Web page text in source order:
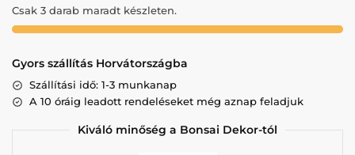
Csak 3 darab maradt készleten.
Gyors szállítás Horvátországba
Szállítási idő: 1-3 munkanap
A 10 óráig leadott rendeléseket még aznap feladjuk
Kiváló minőség a Bonsai Dekor-tól